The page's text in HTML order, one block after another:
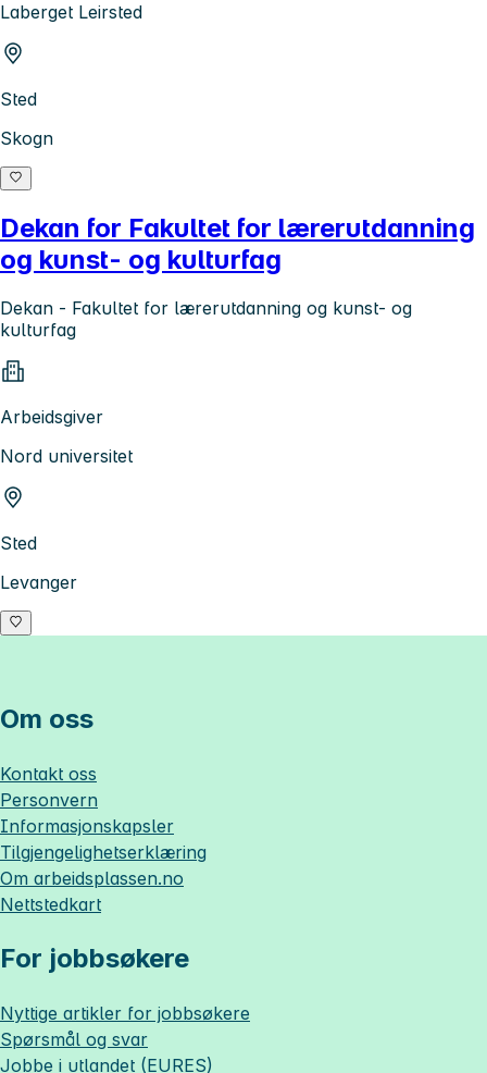
Laberget Leirsted
Sted
Skogn
Dekan for Fakultet for lærerutdanning
og kunst- og kulturfag
Dekan - Fakultet for lærerutdanning og kunst- og
kulturfag
Arbeidsgiver
Nord universitet
Sted
Levanger
Om oss
Kontakt oss
Personvern
Informasjonskapsler
Tilgjengelighetserklæring
Om arbeidsplassen.no
Nettstedkart
For jobbsøkere
Nyttige artikler for jobbsøkere
Spørsmål og svar
Jobbe i utlandet (EURES)